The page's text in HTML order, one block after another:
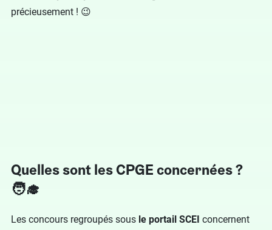
précieusement ! 😉
Quelles sont les CPGE concernées ?
🧑‍🎓
Les concours regroupés sous le portail SCEI concernent